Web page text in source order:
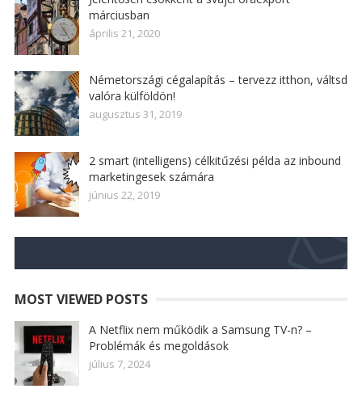
márciusban
április 21, 2020
Németországi cégalapítás – tervezz itthon, váltsd
valóra külföldön!
augusztus 31, 2019
2 smart (intelligens) célkitűzési példa az inbound
marketingesek számára
június 22, 2019
MOST VIEWED POSTS
A Netflix nem működik a Samsung TV-n? –
Problémák és megoldások
július 7, 2024